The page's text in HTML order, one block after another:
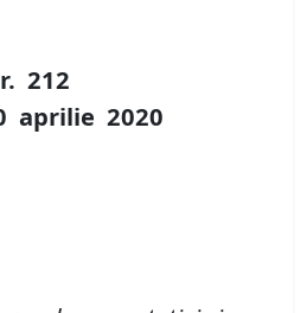
212
aprilie 2020